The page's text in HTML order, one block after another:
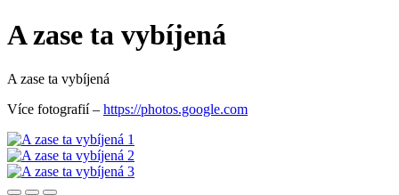
A zase ta vybíjená
A zase ta vybíjená
Více fotografií – https://photos.google.com